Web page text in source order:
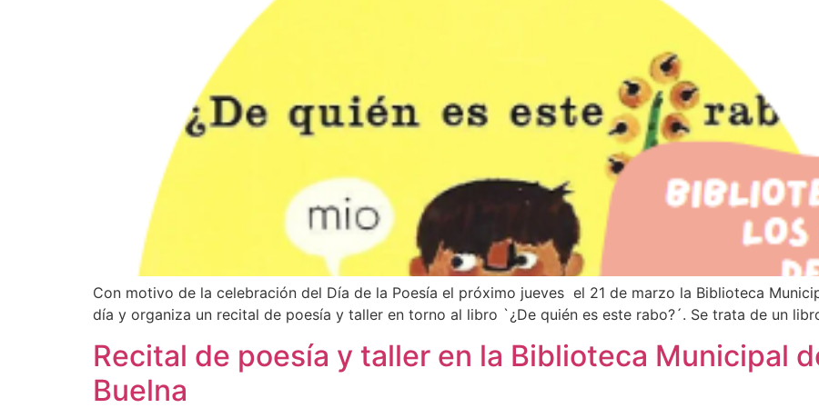
Con motivo de la celebración del Día de la Poesía el próximo jueves el 21 de marzo la Biblioteca
día y organiza un recital de poesía y taller en torno al libro `¿De quién es este rabo?´. Se trata de un
Recital de poesía y taller en la Biblioteca Municipal
Buelna